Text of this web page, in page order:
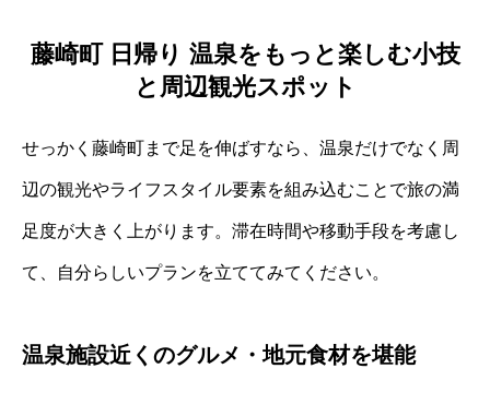
藤崎町 日帰り 温泉をもっと楽しむ小技
と周辺観光スポット
せっかく藤崎町まで足を伸ばすなら、温泉だけでなく周
辺の観光やライフスタイル要素を組み込むことで旅の満
足度が大きく上がります。滞在時間や移動手段を考慮し
て、自分らしいプランを立ててみてください。
温泉施設近くのグルメ・地元食材を堪能